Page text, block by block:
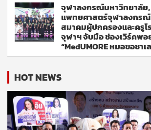
จุฬาลงกรณ์มหาวิทยาลัย
แพทยศาสตร์จุฬาลงกรณ์
สมาคมผู้ปกครองและครูโ
จุฬาฯ จับมือ ช่องเวิร์คพอ
“MedUMORE หมอขอชาเ
HOT NEWS